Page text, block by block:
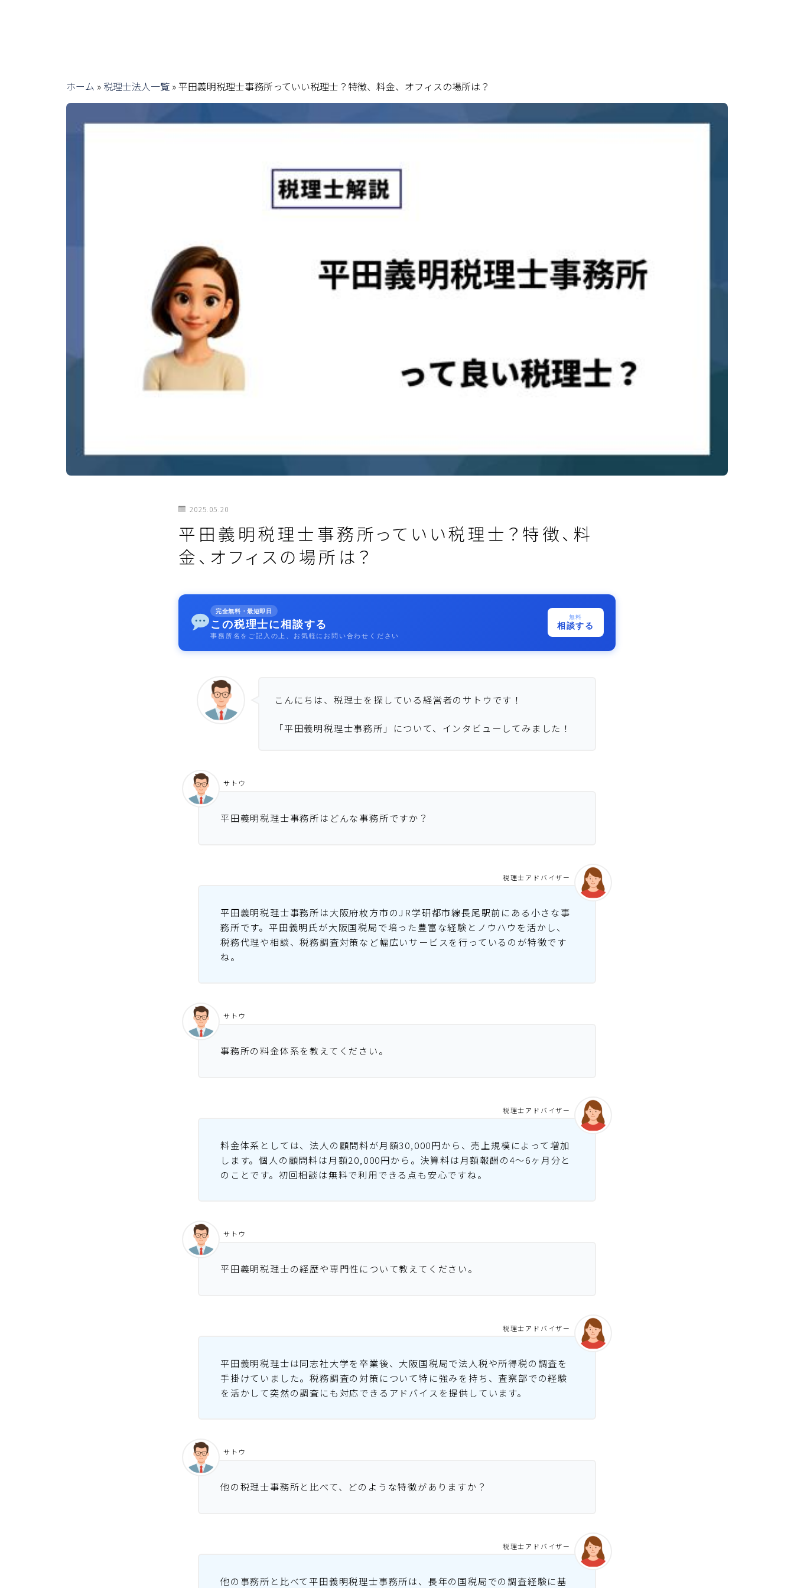
ホーム » 税理士法人一覧 »平田義明税理士事務所っていい税理士？特徴、料金、オフィスの場所は？
2025.05.20
平田義明税理士事務所っていい税理士？特徴、料
金、オフィスの場所は？
完全無料・最短即日
この税理士に相談する
事務所名をご記入の上、お気軽にお問い合わせください
無料
相談する
こんにちは、税理士を探している経営者のサトウです！
「平田義明税理士事務所」について、インタビューしてみました！
平田義明税理士事務所はどんな事務所ですか？
サトウ
平田義明税理士事務所は大阪府枚方市のJR学研都市線長尾駅前にある小さな事
務所です。平田義明氏が大阪国税局で培った豊富な経験とノウハウを活かし、
税務代理や相談、税務調査対策など幅広いサービスを行っているのが特徴です
ね。
税理士アドバイザー
事務所の料金体系を教えてください。
サトウ
料金体系としては、法人の顧問料が月額30,000円から、売上規模によって増加
します。個人の顧問料は月額20,000円から。決算料は月額報酬の4～6ヶ月分と
のことです。初回相談は無料で利用できる点も安心ですね。
税理士アドバイザー
平田義明税理士の経歴や専門性について教えてください。
サトウ
平田義明税理士は同志社大学を卒業後、大阪国税局で法人税や所得税の調査を
手掛けていました。税務調査の対策について特に強みを持ち、査察部での経験
を活かして突然の調査にも対応できるアドバイスを提供しています。
税理士アドバイザー
他の税理士事務所と比べて、どのような特徴がありますか？
サトウ
他の事務所と比べて平田義明税理士事務所は、長年の国税局での調査経験に基
税理士アドバイザー